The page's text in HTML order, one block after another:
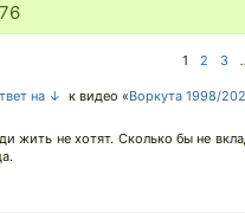
76
1 2 3
на ↓ к видео «Воркута 1998/
жить не хотят. Сколько бы не